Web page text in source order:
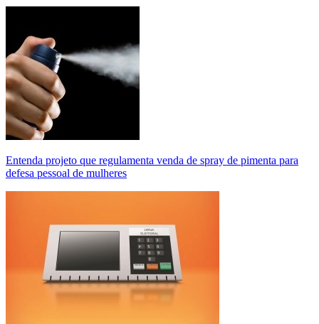
Entenda projeto que regulamenta venda de spray de pimenta para
defesa pessoal de mulheres